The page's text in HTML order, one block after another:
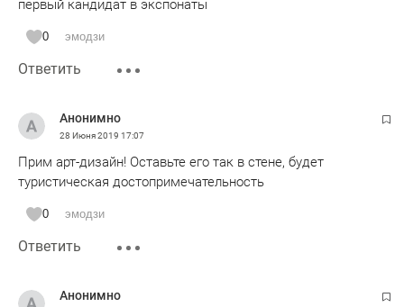
первый кандидат в экспонаты
0 эмодзи
Ответить
Анонимно
28 Июня 2019 17:07
Прим арт-дизайн! Оставьте его так в стене, будет
туристическая достопримечательность
0 эмодзи
Ответить
Анонимно